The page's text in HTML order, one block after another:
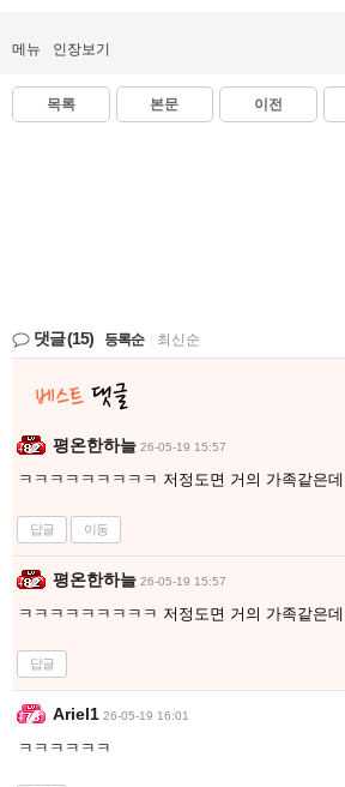
메뉴 인장보기
목록 본문 이전
댓글(15) 등록순 최신순
평온한하늘 26-05-19 15:57
ㅋㅋㅋㅋㅋㅋㅋㅋㅋ 저정도면 거의 가족같은
답글 이동
평온한하늘 26-05-19 15:57
ㅋㅋㅋㅋㅋㅋㅋㅋㅋ 저정도면 거의 가족같은
답글
Ariel1 26-05-19 16:01
ㅋㅋㅋㅋㅋㅋ